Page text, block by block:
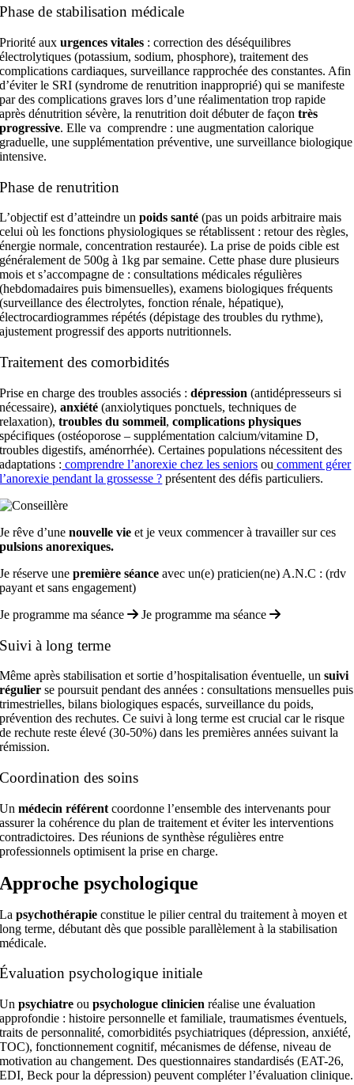
Phase de stabilisation médicale
Priorité auxurgences vitales : correction des déséquilibres
électrolytiques (potassium, sodium, phosphore), traitement des
complications cardiaques, surveillance rapprochée des constantes. Afin
d’éviter le SRI (syndrome de renutrition inapproprié) qui se manifeste
par des complications graves lors d’une réalimentation trop rapide
après dénutrition sévère, la renutrition doit débuter de façontrès
progressive. Elle va comprendre : une augmentation calorique
graduelle, une supplémentation préventive, une surveillance biologique
intensive.
Phase de renutrition
L’objectif est d’atteindre unpoids santé (pas un poids arbitraire mais
celui où les fonctions physiologiques se rétablissent : retour des règles,
énergie normale, concentration restaurée). La prise de poids cible est
généralement de 500g à 1kg par semaine. Cette phase dure plusieurs
mois et s’accompagne de : consultations médicales régulières
(hebdomadaires puis bimensuelles), examens biologiques fréquents
(surveillance des électrolytes, fonction rénale, hépatique),
électrocardiogrammes répétés (dépistage des troubles du rythme),
ajustement progressif des apports nutritionnels.
Traitement des comorbidités
Prise en charge des troubles associés :dépression (antidépresseurs si
nécessaire),anxiété (anxiolytiques ponctuels, techniques de
relaxation),troubles du sommeil,complications physiques
spécifiques (ostéoporose – supplémentation calcium/vitamine D,
troubles digestifs, aménorrhée). Certaines populations nécessitent des
adaptations : comprendre l’anorexie chez les seniors ou comment gérer
l’anorexie pendant la grossesse ? présentent des défis particuliers.
Je rêve d’unenouvelle vie et je veux commencer à travailler sur ces
pulsions anorexiques.
Je réserve unepremière séance avec un(e) praticien(ne) A.N.C : (rdv
payant et sans engagement)
Je programme ma séance
Je programme ma séance
Suivi à long terme
Même après stabilisation et sortie d’hospitalisation éventuelle, unsuivi
régulier se poursuit pendant des années : consultations mensuelles puis
trimestrielles, bilans biologiques espacés, surveillance du poids,
prévention des rechutes. Ce suivi à long terme est crucial car le risque
de rechute reste élevé (30-50%) dans les premières années suivant la
rémission.
Coordination des soins
Unmédecin référent coordonne l’ensemble des intervenants pour
assurer la cohérence du plan de traitement et éviter les interventions
contradictoires. Des réunions de synthèse régulières entre
professionnels optimisent la prise en charge.
Approche psychologique
Lapsychothérapie constitue le pilier central du traitement à moyen et
long terme, débutant dès que possible parallèlement à la stabilisation
médicale.
Évaluation psychologique initiale
Unpsychiatre oupsychologue clinicien réalise une évaluation
approfondie : histoire personnelle et familiale, traumatismes éventuels,
traits de personnalité, comorbidités psychiatriques (dépression, anxiété,
TOC), fonctionnement cognitif, mécanismes de défense, niveau de
motivation au changement. Des questionnaires standardisés (EAT-26,
EDI, Beck pour la dépression) peuvent compléter l’évaluation clinique.